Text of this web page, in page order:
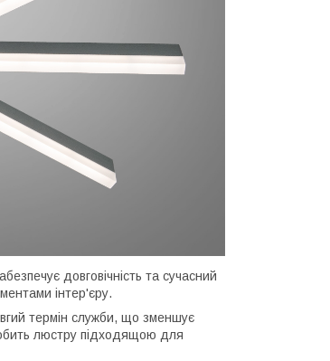
довговічність та сучасний
інтер'єру.
термін служби, що зменшує
люстру підходящою для